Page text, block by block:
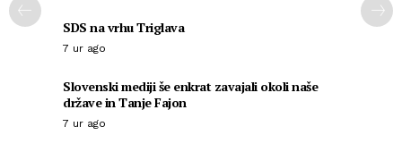
SDS na vrhu Triglava
7 ur ago
Slovenski mediji še enkrat zavajali okoli naše
države in Tanje Fajon
7 ur ago